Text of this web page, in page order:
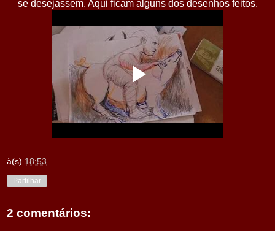
se desejassem. Aqui ficam alguns dos desenhos feitos.
à(s) 18:53
Partilhar
2 comentários: